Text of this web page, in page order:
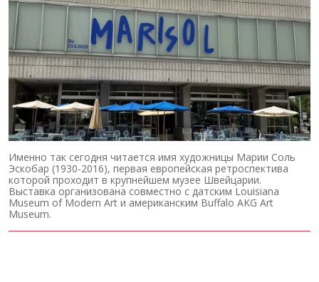
Именно так сегодня читается имя художницы Марии Соль
Эскобар (1930-2016), первая европейская ретроспектива
которой проходит в крупнейшем музее Швейцарии.
Выставка организована совместно с датским Louisiana
Museum of Modern Art и американским Buffalo AKG Art
Museum.